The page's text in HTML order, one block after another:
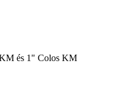
és 1" Colos KM